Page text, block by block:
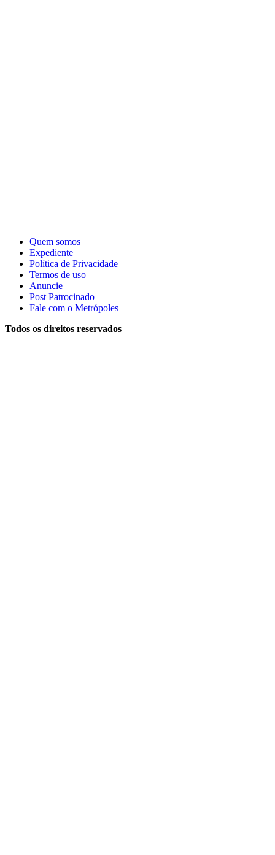
Quem somos
Expediente
Política de Privacidade
Termos de uso
Anuncie
Post Patrocinado
Fale com o Metrópoles
Todos os direitos reservados